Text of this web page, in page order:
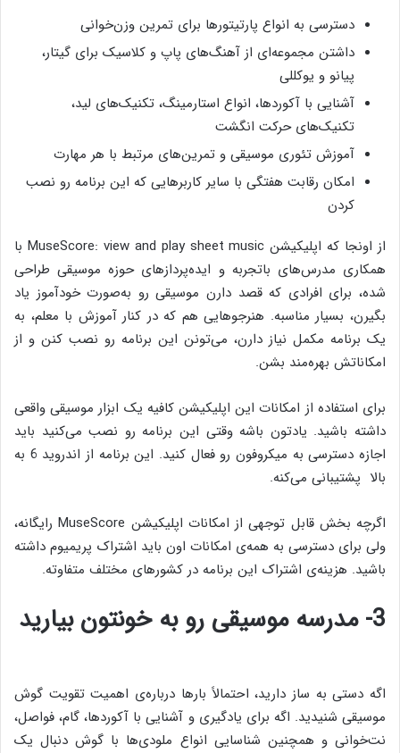
دسترسی به انواع پارتیتورها برای تمرین وزن‌خوانی
داشتن مجموعه‌ای از آهنگ‌های پاپ و کلاسیک برای گیتار،
پیانو و یوکللی
آشنایی با آکوردها، انواع استارمینگ، تکنیک‌های لید،
تکنیک‌های حرکت انگشت
آموزش تئوری موسیقی و تمرین‌های مرتبط با هر مهارت
امکان رقابت هفتگی با سایر کاربرهایی که این برنامه رو نصب
کردن
از اونجا که اپلیکیشن MuseScore: view and play sheet music با
همکاری مدرس‌های باتجربه و ایده‌پردازهای حوزه موسیقی طراحی
شده، برای افرادی که قصد دارن موسیقی رو به‌صورت خودآموز یاد‌
بگیرن، بسیار مناسبه. هنرجوهایی هم که در کنار آموزش‌ با معلم، به
یک برنامه مکمل نیاز دارن، می‌تونن این برنامه رو نصب کنن و از
امکاناتش بهره‌مند بشن.
برای استفاده از امکانات این اپلیکیشن کافیه یک ابزار موسیقی واقعی
داشته باشید. یادتون باشه وقتی این برنامه رو نصب می‌کنید باید
اجازه دسترسی به میکروفون رو فعال کنید. این برنامه از اندروید 6 به
بالا پشتیبانی می‌کنه.
اگرچه بخش قابل توجهی از امکانات اپلیکیشن MuseScore رایگانه،
ولی برای دسترسی به همه‌ی ‌امکانات اون باید اشتراک پریمیوم داشته
باشید. هزینه‌ی اشتراک این برنامه در کشورهای مختلف متفاوته.
3- مدرسه موسیقی رو به خونتون بیارید
اگه دستی به ساز دارید، احتمالاً بارها درباره‌ی اهمیت تقویت گوش
موسیقی شنیدید. اگه برای یادگیری و آشنایی با آکوردها، گام، فواصل‌،
نت‌خوانی و همچنین شناسایی انواع ملودی‌ها با گوش دنبال یک